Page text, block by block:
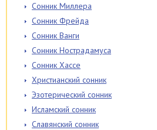
Сонник Миллера
Сонник Фрейда
Сонник Ванги
Сонник Нострадамуса
Сонник Хассе
Христианский сонник
Эзотерический сонник
Исламский сонник
Славянский сонник